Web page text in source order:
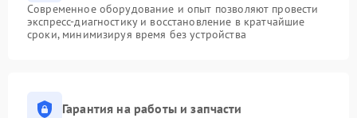
Современное оборудование и опыт позволяют провести
экспресс-диагностику и восстановление в кратчайшие
сроки, минимизируя время без устройства
Гарантия на работы и запчасти